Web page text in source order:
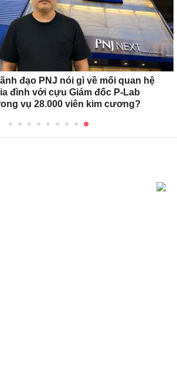
đạo PNJ nói gì về mối quan hệ
đình với cựu Giám đốc P-Lab
vụ 28.000 viên kim cương?